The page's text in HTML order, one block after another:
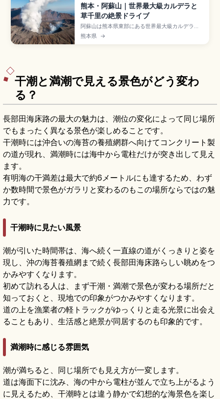
熊本・阿蘇山｜世界最大級カルデラと
草千里の絶景ドライブ
阿蘇山は熊本県東部にある世界最大級カルデラを
有する活火山で、東西約18km・南北約25km・面
積約350㎢のスポット。2014年ユネスコ世界ジオ
熊本県 →
干潮と満潮で見える景色がどう変わ
る？
長部田海床路の最大の魅力は、潮位の変化によって同じ場所
でもまったく異なる景色が楽しめることです。
干潮時には沖合いの海苔の養殖網群へ向けてコンクリート製
の道が現れ、満潮時には海中から電柱だけが突き出して見え
ます。
有明海の干満差は最大で約6メートルにも達するため、わず
か数時間で景色がガラリと変わるのもこの場所ならではの魅
力です。
干潮時に見たい風景
潮が引いた時間帯は、海へ続く一直線の道がくっきりと姿を
現し、沖の海苔養殖網まで続く長部田海床路らしい眺めをつ
かみやすくなります。
初めて訪れる人は、まず干潮・満潮で景色が変わる場所だと
知っておくと、現地での印象がつかみやすくなります。
道の上を漁業者の軽トラックがゆっくりと走る光景に出会え
ることもあり、生活感と絶景が同居するのも印象的です。
満潮時に感じる雰囲気
潮が満ちると、同じ場所でも見え方が一変します。
道は海面下に沈み、海の中から電柱が並んで立ち上がるよう
に見えるため、干潮時とは違う静かで幻想的な海景色を楽し